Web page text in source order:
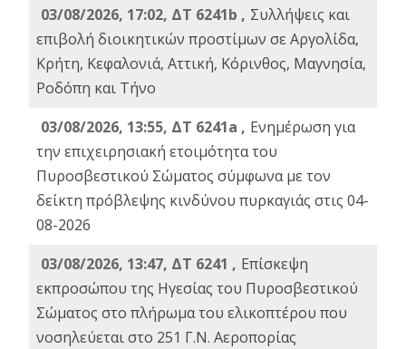
03/08/2026, 17:02, ΔΤ 6241b , Συλλήψεις και
επιβολή διοικητικών προστίμων σε Αργολίδα,
Κρήτη, Κεφαλονιά, Αττική, Κόρινθος, Μαγνησία,
Ροδόπη και Τήνο
03/08/2026, 13:55, ΔΤ 6241a , Ενημέρωση για
την επιχειρησιακή ετοιμότητα του
Πυροσβεστικού Σώματος σύμφωνα με τον
δείκτη πρόβλεψης κινδύνου πυρκαγιάς στις 04-
08-2026
03/08/2026, 13:47, ΔΤ 6241 , Επίσκεψη
εκπροσώπου της Ηγεσίας του Πυροσβεστικού
Σώματος στο πλήρωμα του ελικοπτέρου που
νοσηλεύεται στο 251 Γ.Ν. Αεροπορίας